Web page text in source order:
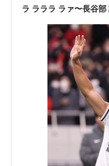
ラ ラララ ラァ〜長谷